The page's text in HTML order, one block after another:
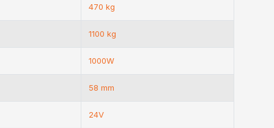
470 kg
1100 kg
1000W
58 mm
24V